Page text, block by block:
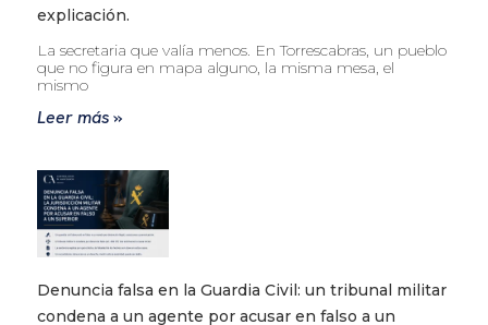
explicación.
La secretaria que valía menos. En Torrescabras, un pueblo
que no figura en mapa alguno, la misma mesa, el
mismo
Leer más »
Denuncia falsa en la Guardia Civil: un tribunal militar
condena a un agente por acusar en falso a un